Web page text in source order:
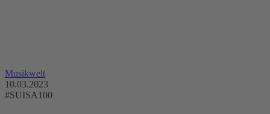
Musikwelt
10.03.2023
#SUISA100